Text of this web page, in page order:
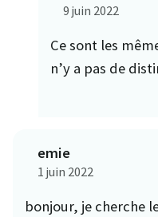
9 juin 2022
Ce sont les
n’y a pas de
emie
1 juin 2022
bonjour, je cherche